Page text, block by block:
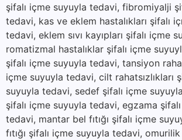
şifalı içme suyuyla tedavi, fibromiyalji
tedavi, kas ve eklem hastalıkları şifalı
tedavi, eklem sıvı kayıpları şifalı içme
romatizmal hastalıklar şifalı içme
şifalı içme suyuyla tedavi, tansiyon
içme suyuyla tedavi, cilt rahatsızlıkları
suyuyla tedavi, sedef şifalı içme
şifalı içme suyuyla tedavi, egzama
tedavi, mantar bel fıtığı şifalı içme
fıtığı şifalı içme suyuyla tedavi, omurilik